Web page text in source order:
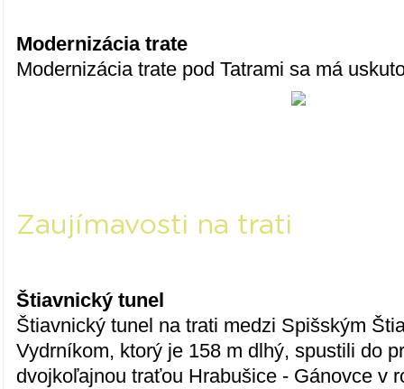
Modernizácia trate
Modernizácia trate pod Tatrami sa má
Zaujímavosti na trati
Štiavnický tunel
Štiavnický tunel na trati medzi Spišským
Vydrníkom, ktorý je 158 m dlhý, spustili do
dvojkoľajnou traťou Hrabušice - Gánovce v